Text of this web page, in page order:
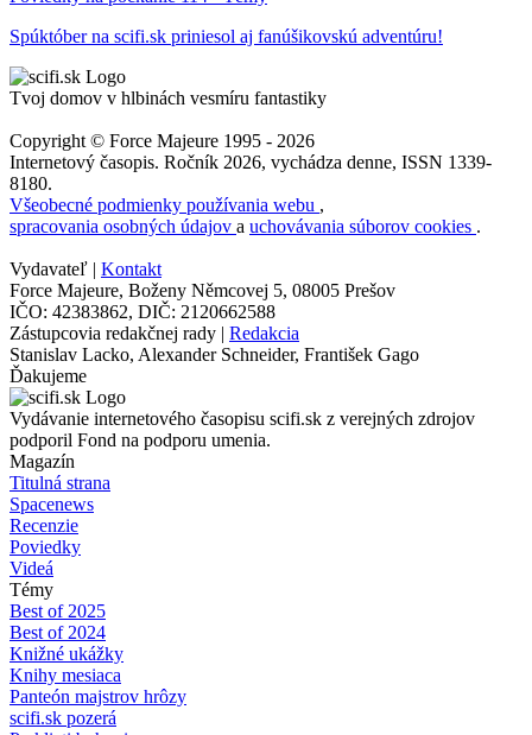
Spúktóber na scifi.sk priniesol aj fanúšikovskú adventúru!
Tvoj domov v hlbinách vesmíru fantastiky
Copyright © Force Majeure 1995 - 2026
Internetový časopis. Ročník 2026, vychádza denne, ISSN 1339-
8180.
Všeobecné podmienky používania webu ,
spracovania osobných údajov a uchovávania súborov cookies .
Vydavateľ | Kontakt
Force Majeure, Boženy Němcovej 5, 08005 Prešov
IČO: 42383862, DIČ: 2120662588
Zástupcovia redakčnej rady | Redakcia
Stanislav Lacko, Alexander Schneider, František Gago
Ďakujeme
Vydávanie internetového časopisu scifi.sk z verejných zdrojov
podporil Fond na podporu umenia.
Magazín
Titulná strana
Spacenews
Recenzie
Poviedky
Videá
Témy
Best of 2025
Best of 2024
Knižné ukážky
Knihy mesiaca
Panteón majstrov hrôzy
scifi.sk pozerá